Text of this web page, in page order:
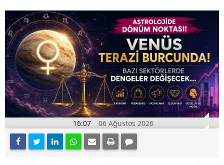
16:07 06 Ağustos 2026